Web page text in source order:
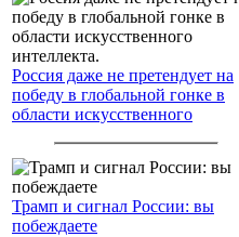
Россия даже не претендует на
победу в глобальной гонке в
области искусственного
Трамп и сигнал России: вы
побеждаете